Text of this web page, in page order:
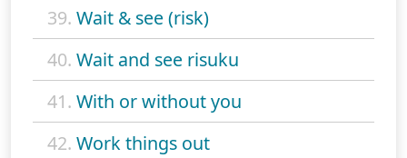
39. Wait & see (risk)
40. Wait and see risuku
41. With or without you
42. Work things out